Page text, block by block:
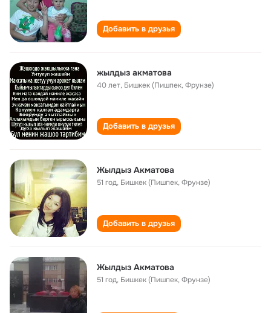
Добавить в друзья
жылдыз акматова
40 лет, Бишкек (Пишпек, Фрунзе)
Добавить в друзья
Жылдыз Акматова
51 год, Бишкек (Пишпек, Фрунзе)
Добавить в друзья
Жылдыз Акматова
51 год, Бишкек (Пишпек, Фрунзе)